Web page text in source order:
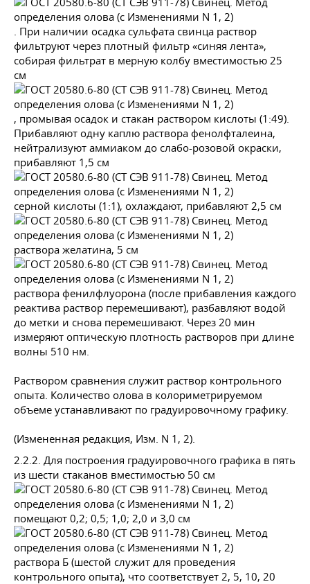
. При наличии осадка сульфата свинца раствор
фильтруют через плотный фильтр «синяя лента»,
собирая фильтрат в мерную колбу вместимостью 25
см
, промывая осадок и стакан раствором кислоты (1:49).
Прибавляют одну каплю раствора фенолфталеина,
нейтрализуют аммиаком до слабо-розовой окраски,
прибавляют 1,5 см
серной кислоты (1:1), охлаждают, прибавляют 2,5 см
раствора желатина, 5 см
раствора фенилфлуорона (после прибавления каждого
реактива раствор перемешивают), разбавляют водой
до метки и снова перемешивают. Через 20 мин
измеряют оптическую плотность растворов при длине
волны 510 нм.
Раствором сравнения служит раствор контрольного
опыта. Количество олова в колориметрируемом
объеме устанавливают по градуировочному графику.
(Измененная редакция, Изм. N 1, 2).
2.2.2. Для построения градуировочного графика в пять
из шести стаканов вместимостью 50 см
помещают 0,2; 0,5; 1,0; 2,0 и 3,0 см
раствора Б (шестой служит для проведения
контрольного опыта), что соответствует 2, 5, 10, 20